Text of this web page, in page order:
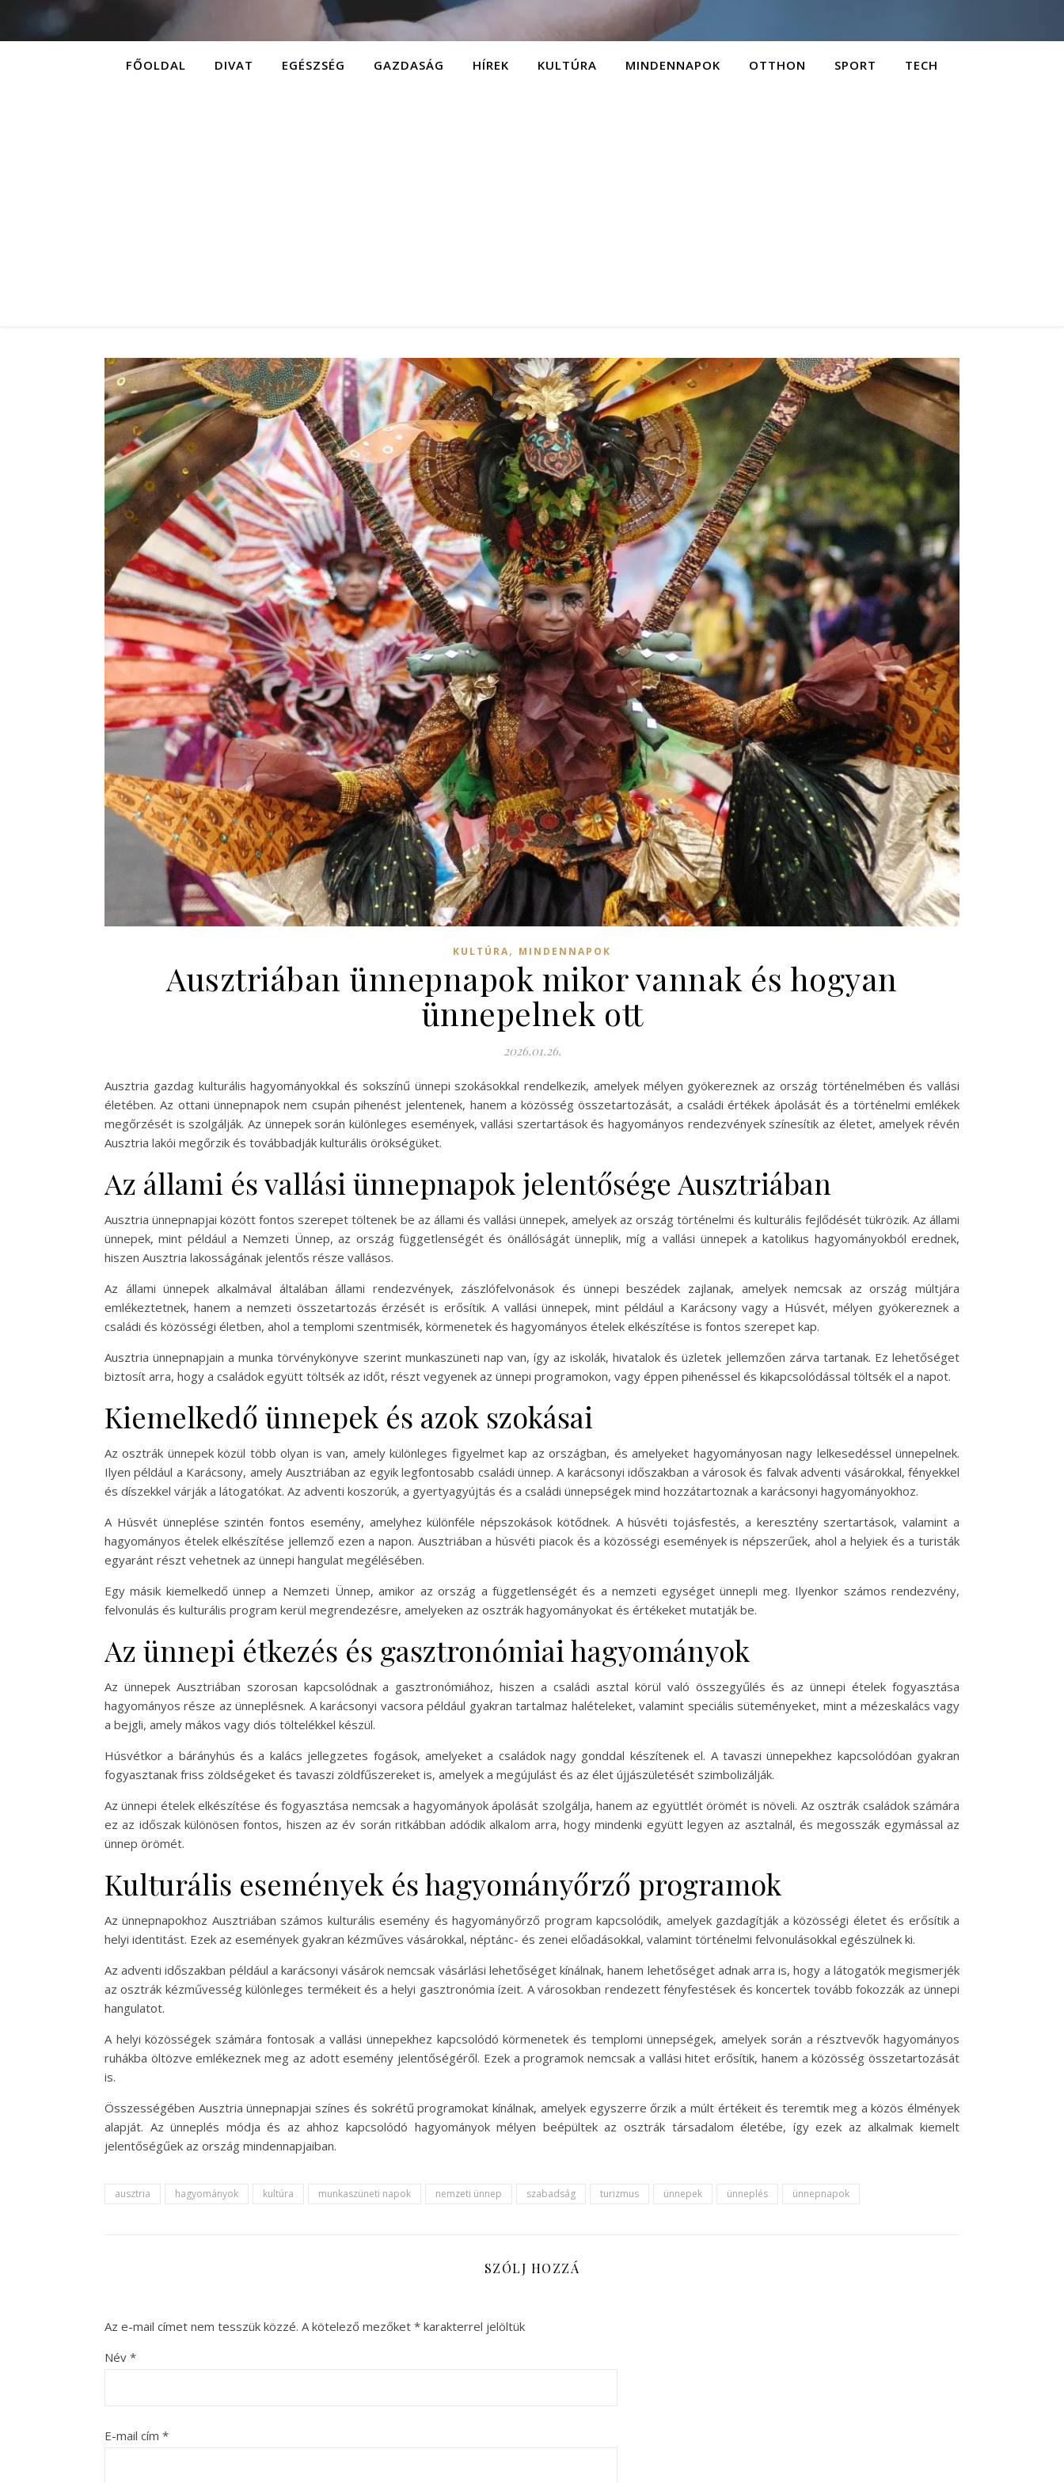
FŐOLDAL DIVAT EGÉSZSÉG GAZDASÁG HÍREK KULTÚRA MINDENNAPOK OTTHON SPORT TECH
KULTÚRA, MINDENNAPOK
Ausztriában ünnepnapok mikor vannak és hogyan
ünnepelnek ott
2026.01.26.
Ausztria gazdag kulturális hagyományokkal és sokszínű ünnepi szokásokkal rendelkezik, amelyek mélyen gyökereznek az ország történelmében és vallási
életében. Az ottani ünnepnapok nem csupán pihenést jelentenek, hanem a közösség összetartozását, a családi értékek ápolását és a történelmi emlékek
megőrzését is szolgálják. Az ünnepek során különleges események, vallási szertartások és hagyományos rendezvények színesítik az életet, amelyek révén
Ausztria lakói megőrzik és továbbadják kulturális örökségüket.
Az állami és vallási ünnepnapok jelentősége Ausztriában
Ausztria ünnepnapjai között fontos szerepet töltenek be az állami és vallási ünnepek, amelyek az ország történelmi és kulturális fejlődését tükrözik. Az állami
ünnepek, mint például a Nemzeti Ünnep, az ország függetlenségét és önállóságát ünneplik, míg a vallási ünnepek a katolikus hagyományokból erednek,
hiszen Ausztria lakosságának jelentős része vallásos.
Az állami ünnepek alkalmával általában állami rendezvények, zászlófelvonások és ünnepi beszédek zajlanak, amelyek nemcsak az ország múltjára
emlékeztetnek, hanem a nemzeti összetartozás érzését is erősítik. A vallási ünnepek, mint például a Karácsony vagy a Húsvét, mélyen gyökereznek a
családi és közösségi életben, ahol a templomi szentmisék, körmenetek és hagyományos ételek elkészítése is fontos szerepet kap.
Ausztria ünnepnapjain a munka törvénykönyve szerint munkaszüneti nap van, így az iskolák, hivatalok és üzletek jellemzően zárva tartanak. Ez lehetőséget
biztosít arra, hogy a családok együtt töltsék az időt, részt vegyenek az ünnepi programokon, vagy éppen pihenéssel és kikapcsolódással töltsék el a napot.
Kiemelkedő ünnepek és azok szokásai
Az osztrák ünnepek közül több olyan is van, amely különleges figyelmet kap az országban, és amelyeket hagyományosan nagy lelkesedéssel ünnepelnek.
Ilyen például a Karácsony, amely Ausztriában az egyik legfontosabb családi ünnep. A karácsonyi időszakban a városok és falvak adventi vásárokkal, fényekkel
és díszekkel várják a látogatókat. Az adventi koszorúk, a gyertyagyújtás és a családi ünnepségek mind hozzátartoznak a karácsonyi hagyományokhoz.
A Húsvét ünneplése szintén fontos esemény, amelyhez különféle népszokások kötődnek. A húsvéti tojásfestés, a keresztény szertartások, valamint a
hagyományos ételek elkészítése jellemző ezen a napon. Ausztriában a húsvéti piacok és a közösségi események is népszerűek, ahol a helyiek és a turisták
egyaránt részt vehetnek az ünnepi hangulat megélésében.
Egy másik kiemelkedő ünnep a Nemzeti Ünnep, amikor az ország a függetlenségét és a nemzeti egységet ünnepli meg. Ilyenkor számos rendezvény,
felvonulás és kulturális program kerül megrendezésre, amelyeken az osztrák hagyományokat és értékeket mutatják be.
Az ünnepi étkezés és gasztronómiai hagyományok
Az ünnepek Ausztriában szorosan kapcsolódnak a gasztronómiához, hiszen a családi asztal körül való összegyűlés és az ünnepi ételek fogyasztása
hagyományos része az ünneplésnek. A karácsonyi vacsora például gyakran tartalmaz halételeket, valamint speciális süteményeket, mint a mézeskalács vagy
a bejgli, amely mákos vagy diós töltelékkel készül.
Húsvétkor a bárányhús és a kalács jellegzetes fogások, amelyeket a családok nagy gonddal készítenek el. A tavaszi ünnepekhez kapcsolódóan gyakran
fogyasztanak friss zöldségeket és tavaszi zöldfűszereket is, amelyek a megújulást és az élet újjászületését szimbolizálják.
Az ünnepi ételek elkészítése és fogyasztása nemcsak a hagyományok ápolását szolgálja, hanem az együttlét örömét is növeli. Az osztrák családok számára
ez az időszak különösen fontos, hiszen az év során ritkábban adódik alkalom arra, hogy mindenki együtt legyen az asztalnál, és megosszák egymással az
ünnep örömét.
Kulturális események és hagyományőrző programok
Az ünnepnapokhoz Ausztriában számos kulturális esemény és hagyományőrző program kapcsolódik, amelyek gazdagítják a közösségi életet és erősítik a
helyi identitást. Ezek az események gyakran kézműves vásárokkal, néptánc- és zenei előadásokkal, valamint történelmi felvonulásokkal egészülnek ki.
Az adventi időszakban például a karácsonyi vásárok nemcsak vásárlási lehetőséget kínálnak, hanem lehetőséget adnak arra is, hogy a látogatók megismerjék
az osztrák kézművesség különleges termékeit és a helyi gasztronómia ízeit. A városokban rendezett fényfestések és koncertek tovább fokozzák az ünnepi
hangulatot.
A helyi közösségek számára fontosak a vallási ünnepekhez kapcsolódó körmenetek és templomi ünnepségek, amelyek során a résztvevők hagyományos
ruhákba öltözve emlékeznek meg az adott esemény jelentőségéről. Ezek a programok nemcsak a vallási hitet erősítik, hanem a közösség összetartozását
is.
Összességében Ausztria ünnepnapjai színes és sokrétű programokat kínálnak, amelyek egyszerre őrzik a múlt értékeit és teremtik meg a közös élmények
alapját. Az ünneplés módja és az ahhoz kapcsolódó hagyományok mélyen beépültek az osztrák társadalom életébe, így ezek az alkalmak kiemelt
jelentőségűek az ország mindennapjaiban.
ausztria hagyományok kultúra munkaszüneti napok nemzeti ünnep szabadság turizmus ünnepek ünneplés ünnepnapok
SZÓLJ HOZZÁ
Az e-mail címet nem tesszük közzé. A kötelező mezőket * karakterrel jelöltük
Név *
E-mail cím *